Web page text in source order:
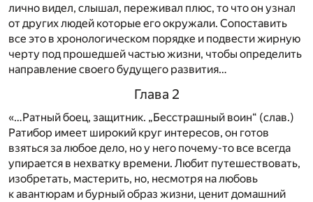
лично видел, слышал, переживал плюс, то что он узнал
от других людей которые его окружали. Сопоставить
все это в хронологическом порядке и подвести жирную
черту под прошедшей частью жизни, чтобы определить
направление своего будущего развития…
Глава 2
«…Ратный боец, защитник. „Бесстрашный воин“ (слав.)
Ратибор имеет широкий круг интересов, он готов
взяться за любое дело, но у него почему-то все всегда
упирается в нехватку времени. Любит путешествовать,
изобретать, мастерить, но, несмотря на любовь
к авантюрам и бурный образ жизни, ценит домашний